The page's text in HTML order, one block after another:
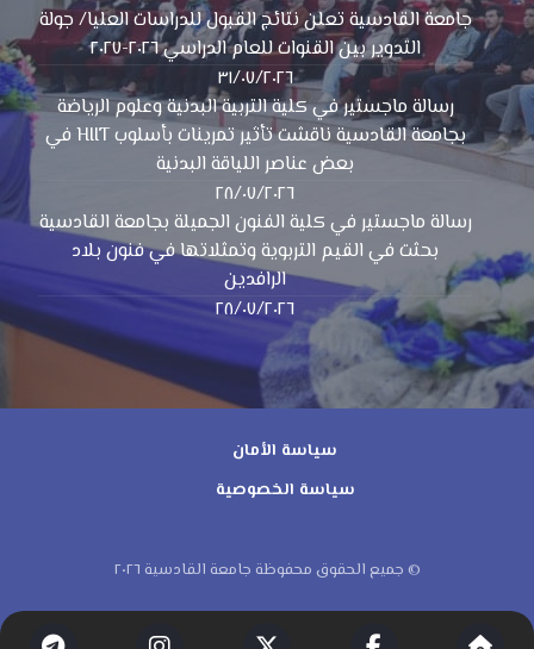
جامعة القادسية تعلن نتائج القبول للدراسات العليا/ جولة
التدوير بين القنوات للعام الدراسي ٢٠٢٦-٢٠٢٧
٣١/٠٧/٢٠٢٦
رسالة ماجستير في كلية التربية البدنية وعلوم الرياضة
بجامعة القادسية ناقشت تأثير تمرينات بأسلوب HIIT في
بعض عناصر اللياقة البدنية
٢٨/٠٧/٢٠٢٦
رسالة ماجستير في كلية الفنون الجميلة بجامعة القادسية
بحثت في القيم التربوية وتمثلاتها في فنون بلاد
الرافدين
٢٨/٠٧/٢٠٢٦
سياسة الأمان
سياسة الخصوصية
© جميع الحقوق محفوظة جامعة القادسية ٢٠٢٦